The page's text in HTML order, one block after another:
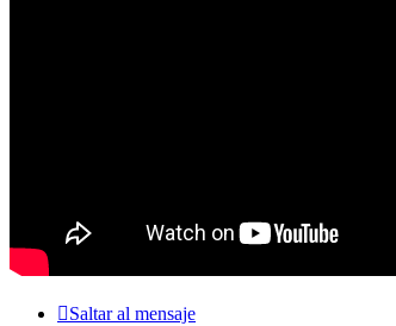
Saltar al mensaje